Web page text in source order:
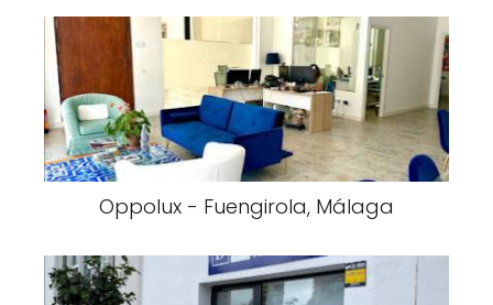
Oppolux - Fuengirola, Málaga